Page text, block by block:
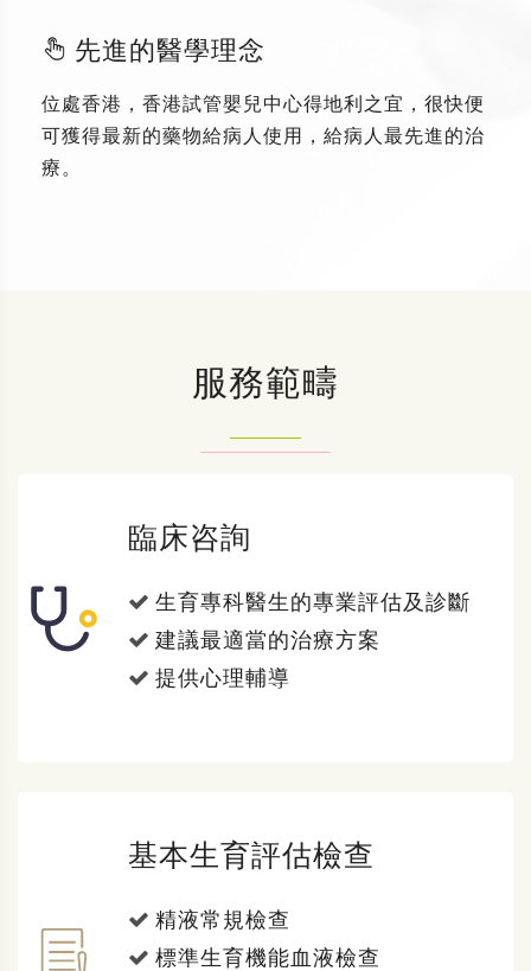
先進的醫學理念
位處香港，香港試管嬰兒中心得地利之宜，很快便
可獲得最新的藥物給病人使用，給病人最先進的治
療。
服務範疇
臨床咨詢
生育專科醫生的專業評估及診斷
建議最適當的治療方案
提供心理輔導
基本生育評估檢查
精液常規檢查
標準生育機能血液檢查